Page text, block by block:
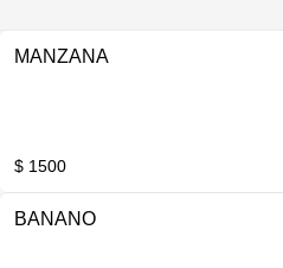
MANZANA
$ 1500
BANANO